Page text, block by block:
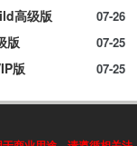
07-26
高级版
07-25
版
07-25
版